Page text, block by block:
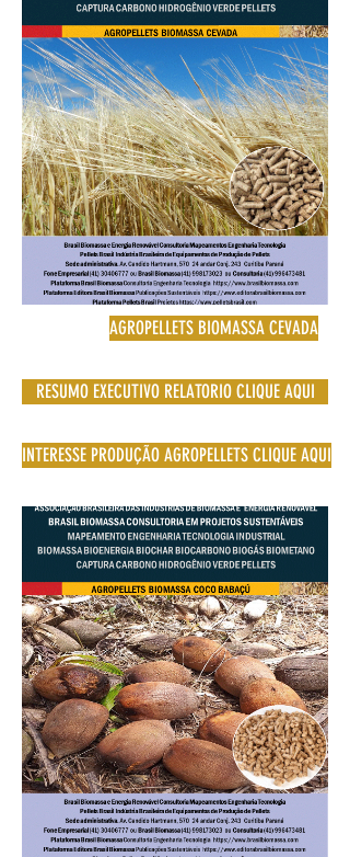
AGROPELLETS BIOMASSA CEVADA
RESUMO EXECUTIVO RELATORIO CLIQUE AQUI
INTERESSE PRODUÇÃO AGROPELLETS CLIQUE AQUI